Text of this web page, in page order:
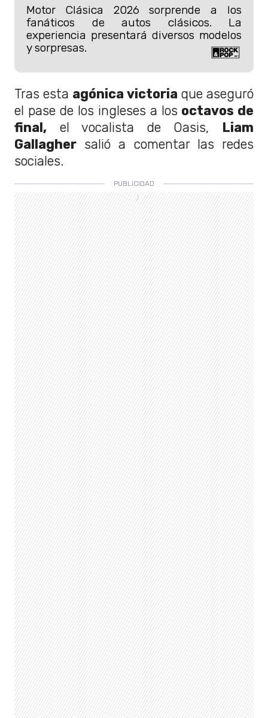
Motor Clásica 2026 sorprende a los
fanáticos de autos clásicos. La
experiencia presentará diversos modelos
y sorpresas.
Tras esta agónica victoria que aseguró
el pase de los ingleses a los octavos de
final, el vocalista de Oasis, Liam
Gallagher salió a comentar las redes
sociales.